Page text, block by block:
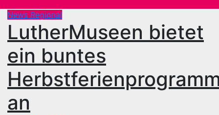
News Regional
LutherMuseen bietet
ein buntes
an